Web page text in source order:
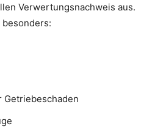
Verwertungsnachweis aus.
Getriebeschaden